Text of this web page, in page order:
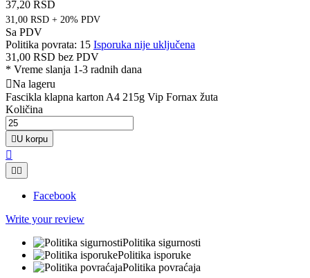
37,20 RSD
31,00 RSD + 20% PDV
Sa PDV
Politika povrata: 15 Isporuka nije uključena
31,00 RSD bez PDV
* Vreme slanja 1-3 radnih dana
Na lageru
Fascikla klapna karton A4 215g Vip Fornax žuta
Količina
 U korpu

 
Facebook
Write your review
Politika sigurnosti
Politika isporuke
Politika povraćaja